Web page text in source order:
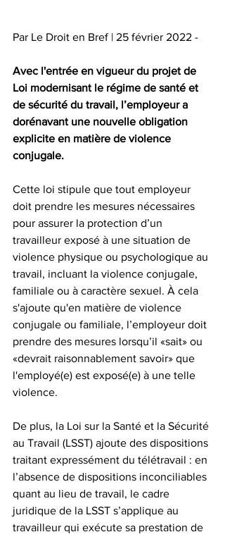
Par Le Droit en Bref | 25 février 2022 -
Avec l'entrée en vigueur du projet de
Loi modernisant le régime de santé et
de sécurité du travail, l’employeur a
dorénavant une nouvelle obligation
explicite en matière de violence
conjugale.
Cette loi stipule que tout employeur
doit prendre les mesures nécessaires
pour assurer la protection d’un
travailleur exposé à une situation de
violence physique ou psychologique au
travail, incluant la violence conjugale,
familiale ou à caractère sexuel. À cela
s'ajoute qu'en matière de violence
conjugale ou familiale, l’employeur doit
prendre des mesures lorsqu’il «sait» ou
«devrait raisonnablement savoir» que
l'employé(e) est exposé(e) à une telle
violence.
De plus, la Loi sur la Santé et la Sécurité
au Travail (LSST) ajoute des dispositions
traitant expressément du télétravail : en
l’absence de dispositions inconciliables
quant au lieu de travail, le cadre
juridique de la LSST s’applique au
travailleur qui exécute sa prestation de